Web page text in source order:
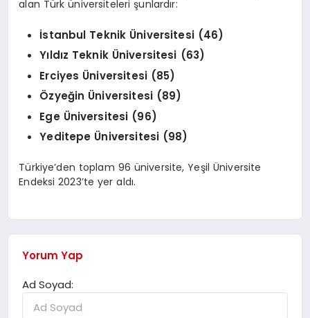
alan Türk üniversiteleri şunlardır:
İstanbul Teknik Üniversitesi (46)
Yıldız Teknik Üniversitesi (63)
Erciyes Üniversitesi (85)
Özyeğin Üniversitesi (89)
Ege Üniversitesi (96)
Yeditepe Üniversitesi (98)
Türkiye’den toplam 96 üniversite, Yeşil Üniversite
Endeksi 2023’te yer aldı.
Yorum Yap
Ad Soyad: